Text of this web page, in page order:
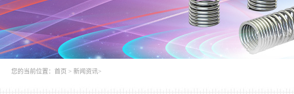
您的当前位置： 首页 > 新闻资讯>